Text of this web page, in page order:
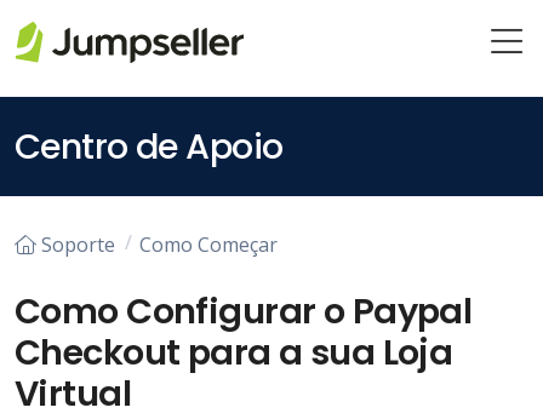
Centro de Apoio
Soporte Como Começar
Como Configurar o Paypal
Checkout para a sua Loja
Virtual